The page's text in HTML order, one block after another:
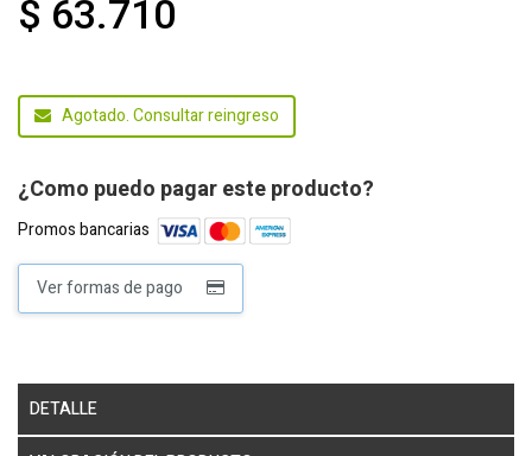
$ 63.710
Agotado. Consultar reingreso
¿Como puedo pagar este producto?
Promos bancarias
Ver formas de pago
DETALLE